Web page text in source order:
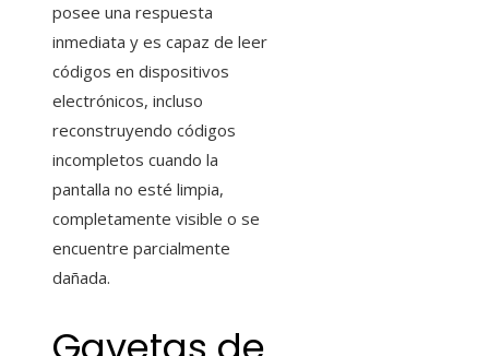
posee una respuesta
inmediata y es capaz de leer
códigos en dispositivos
electrónicos, incluso
reconstruyendo códigos
incompletos cuando la
pantalla no esté limpia,
completamente visible o se
encuentre parcialmente
dañada.